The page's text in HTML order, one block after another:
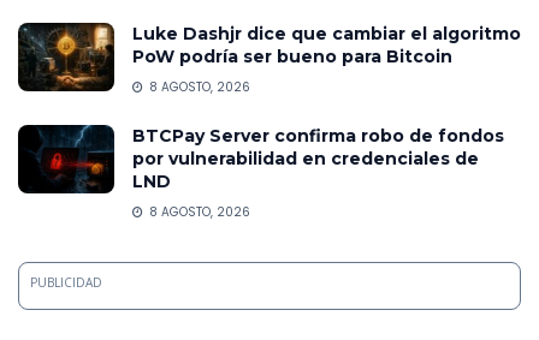
Luke Dashjr dice que cambiar el algoritmo
PoW podría ser bueno para Bitcoin
8 AGOSTO, 2026
BTCPay Server confirma robo de fondos
por vulnerabilidad en credenciales de
LND
8 AGOSTO, 2026
PUBLICIDAD